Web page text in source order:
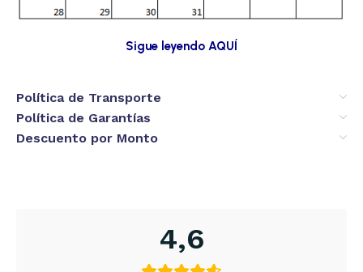
Sigue leyendo AQUÍ
Política de Transporte
Política de Garantías
Descuento por Monto
4,6